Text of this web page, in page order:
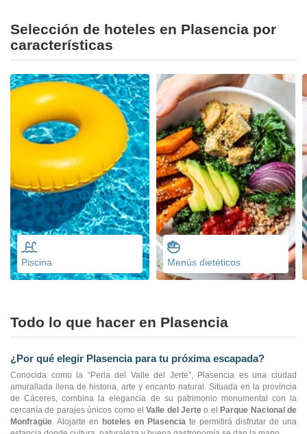
Selección de hoteles en Plasencia por
características
Piscina Menús dietéticos
Todo lo que hacer en Plasencia
¿Por qué elegir Plasencia para tu próxima escapada?
Conocida como la “Perla del Valle del Jerte”, Plasencia es una ciudad
amurallada llena de historia, arte y encanto natural. Situada en la provincia
de Cáceres, combina la elegancia de su patrimonio monumental con la
cercanía de parajes únicos como elValle del Jerte o el
Parque Nacional de
Monfragüe. Alojarte en hoteles en Plasencia te permitirá disfrutar de una